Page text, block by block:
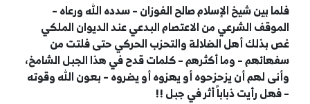
فلما بين شيخ الإسلام صالح الفوزان – سدده الله ورعاه –
الموقف الشرعي من الاعتصام البدعي عند الديوان الملكي
غص بذلك أهل الضلالة والتحزب الحركي حتى فلتت من
سفهائهم – وما أكثرهم – كلمات قدح في هذا الجبل الشامخ،
وأنى لهم أن يزحزحوه أو يهزوه أو يضروه – بعون الله وقوته
– فهل رأيت ذباباً أثر في جبل !!